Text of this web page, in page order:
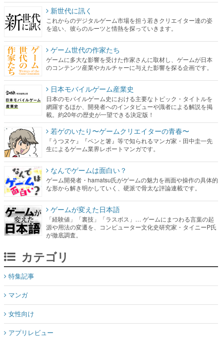
新世代に訊く
これからのデジタルゲーム市場を担う若きクリエイター達の姿
を追い、彼らのルーツと情熱を探っていきます。
ゲーム世代の作家たち
ゲームに多大な影響を受けた作家さんに取材し、ゲームが日本
のコンテンツ産業やカルチャーに与えた影響を探る企画です。
日本モバイルゲーム産業史
日本のモバイルゲーム史における主要なトピック・タイトルを
網羅するほか、開発者へのインタビューや識者による解説を掲
載。約20年の歴史が一望できる決定版！
若ゲのいたり〜ゲームクリエイターの青春〜
『うつヌケ』『ペンと箸』等で知られるマンガ家・田中圭一先
生によるゲーム業界レポートマンガです。
なんでゲームは面白い？
ゲーム開発者・hamatsu氏がゲームの魅力を画面や操作の具体的
な形から解き明かしていく、硬派で骨太な評論連載です。
ゲームが変えた日本語
「経験値」「裏技」「ラスボス」… ゲームにまつわる言葉の起
源や用法の変遷を、コンピューター文化史研究家・タイニーP氏
が徹底調査。
カテゴリ
特集記事
マンガ
女性向け
アプリレビュー